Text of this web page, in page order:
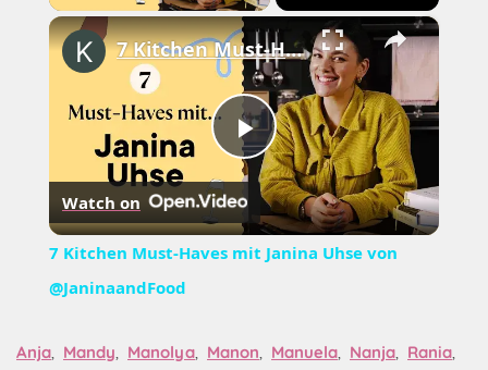
×
Play
Video
7 Kitchen Must-Haves mit Janina Uhse von @JaninaandFood
Watch on
7 Kitchen Must-Haves mit Janina Uhse von
@JaninaandFood
Anja, Mandy, Manolya, Manon, Manuela, Nanja, Rania,